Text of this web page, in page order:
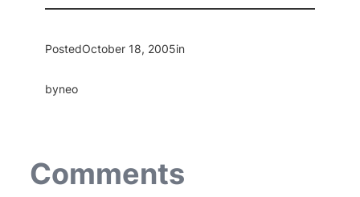
PostedOctober 18, 2005in
byneo
Comments